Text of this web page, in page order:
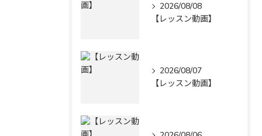
2026/08/08
【レッスン動画】
2026/08/07
【レッスン動画】